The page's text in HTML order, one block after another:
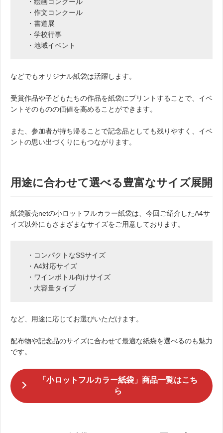
・作文コンクール
・書道展
・学校行事
・地域イベント
などでもオリジナル紙袋は活躍します。
受賞作品や子どもたちの作品を紙袋にプリントすることで、イベ
ントそのものの価値を高めることができます。
また、参加者が持ち帰ることで記念品としても残りやすく、イベ
ントの思い出づくりにもつながります。
用途に合わせて選べる豊富なサイズ展開
紙袋販売netの小ロットフルカラー紙袋は、今回ご紹介したA4サ
イズ以外にもさまざまなサイズをご用意しております。
・コンパクトなSSサイズ
・A4対応サイズ
・ワインボトル向けサイズ
・大容量タイプ
など、用途に応じてお選びいただけます。
配布物や記念品のサイズに合わせて最適な紙袋を選べるのも魅力
です。
「小ロットフルカラー紙袋」商品一覧はこち
ら